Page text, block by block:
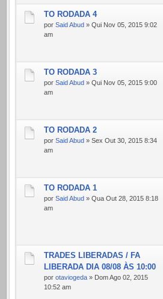
TO RODADA 4
por Said Abud » Qui Nov 05, 2015 9:02
am
TO RODADA 3
por Said Abud » Qui Nov 05, 2015 9:00
am
TO RODADA 2
por Said Abud » Sex Out 30, 2015 8:34
am
TO RODADA 1
por Said Abud » Qua Out 28, 2015 8:18
am
TRADES LIBERADAS / FA
LIBERADA DIA 08/08 ÀS 10:00
por otaviogeda » Dom Ago 02, 2015
10:52 am